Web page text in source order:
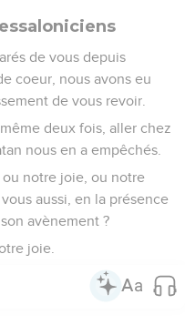
de vous depuis
coeur, nous avons eu
de vous revoir.
deux fois, aller chez
nous en a empêchés.
notre joie, ou notre
aussi, en la présence
avènement ?
joie.